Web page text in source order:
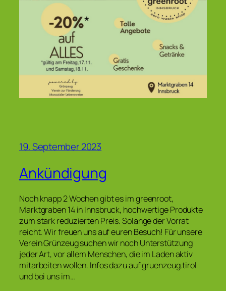
19. September 2023
Ankündigung
Noch knapp 2 Wochen gibt es im greenroot,
Marktgraben 14 in Innsbruck, hochwertige Produkte
zum stark reduzierten Preis. Solange der Vorrat
reicht. Wir freuen uns auf euren Besuch! Für unsere
Verein Grünzeug suchen wir noch Unterstützung
jeder Art, vor allem Menschen, die im Laden aktiv
mitarbeiten wollen. Infos dazu auf gruenzeug.tirol
und bei uns im…